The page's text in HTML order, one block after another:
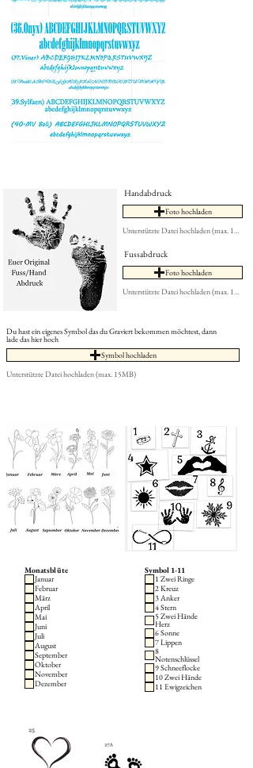
Handabdruck
Foto hochladen
Unterstützte Datei hochladen (max. 15MB)
Fussabdruck
Foto hochladen
Unterstützte Datei hochladen (max. 15MB)
Du hast ein eigenes Symbol das du Graviert bekommen möchtest, dann
lade das hier hoch
Symbol hochladen
Unterstützte Datei hochladen (max. 15MB)
Monatsblüte
Januar
Februar
März
April
Mai
Juni
Juli
August
September
Oktober
November
Dezember
Symbol 1-11
1 Zwei Ringe
2 Kreuz
3 Anker
4 Stern
5 Zwei Hände
Herz
6 Sonne
7 Lippen
8
Notenschlüssel
9 Schneeflocke
10 Zwei Hände
11 Ewigzeichen